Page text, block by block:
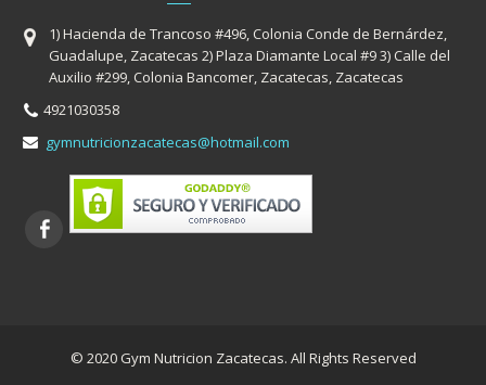
1) Hacienda de Trancoso #496, Colonia Conde de Bernárdez,
Guadalupe, Zacatecas 2) Plaza Diamante Local #9 3) Calle del
Auxilio #299, Colonia Bancomer, Zacatecas, Zacatecas
4921030358
gymnutricionzacatecas@hotmail.com
© 2020 Gym Nutricion Zacatecas. All Rights Reserved